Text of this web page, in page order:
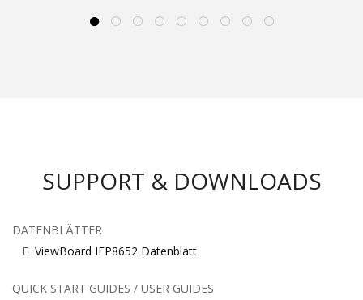
SUPPORT & DOWNLOADS
DATENBLÄTTER
ViewBoard IFP8652 Datenblatt
QUICK START GUIDES / USER GUIDES